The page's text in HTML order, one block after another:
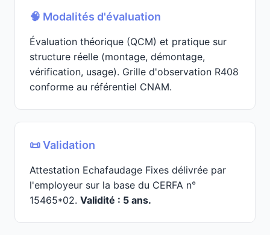
🧠 Modalités d'évaluation
Évaluation théorique (QCM) et pratique sur
structure réelle (montage, démontage,
vérification, usage). Grille d'observation R408
conforme au référentiel CNAM.
📜 Validation
Attestation Echafaudage Fixes délivrée par
l'employeur sur la base du CERFA n°
15465*02. Validité : 5 ans.